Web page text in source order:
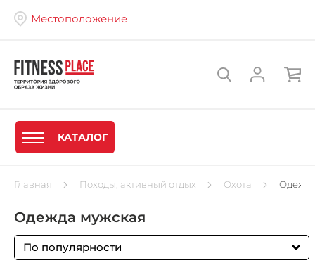
Местоположение
КАТАЛОГ
Главная Походы, активный отдых Охота
Одежда мужская
По популярности